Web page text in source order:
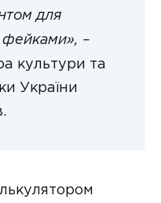
для
фейками», –
культури та
України